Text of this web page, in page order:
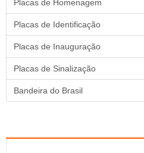
Placas de Homenagem
Placas de Identificação
Placas de Inauguração
Placas de Sinalização
Bandeira do Brasil